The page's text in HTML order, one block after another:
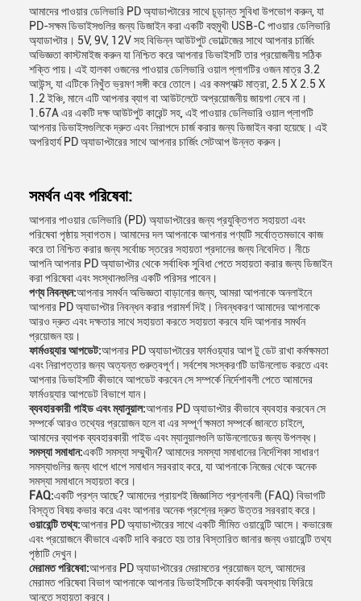
আমাদের পাওয়ার ডেলিভারি PD অ্যাডাপ্টারের সাথে চূড়ান্ত সুবিধা উপভোগ করুন, যা
PD-সক্ষম ডিভাইসগুলির জন্য ডিজাইন করা একটি বহুমুখী USB-C পাওয়ার ডেলিভারি
অ্যাডাপ্টার। 5V, 9V, 12V সহ বিভিন্ন আউটপুট ভোল্টেজের সাথে আপনার চার্জিং
অভিজ্ঞতা কাস্টমাইজ করুন যা নিশ্চিত করে আপনার ডিভাইসটি তার প্রয়োজনীয় সঠিক
শক্তি পায়। এই হালকা ওজনের পাওয়ার ডেলিভারি ওয়াল প্লাগটির ওজন মাত্র 3.2
আউন্স, যা এটিকে নিখুঁত ভ্রমণ সঙ্গী করে তোলে। এর কমপ্যাক্ট মাত্রা, 2.5 X 2.5 X
1.2 ইঞ্চি, মানে এটি আপনার ব্যাগ বা আউটলেটে অপ্রয়োজনীয় জায়গা নেবে না।
1.67A এর একটি দক্ষ আউটপুট কারেন্ট সহ, এই পাওয়ার ডেলিভারি ওয়াল প্লাগটি
আপনার ডিভাইসগুলিকে দ্রুত এবং নিরাপদে চার্জ করার জন্য ডিজাইন করা হয়েছে। এই
অপরিহার্য PD অ্যাডাপ্টারের সাথে আপনার চার্জিং সেটআপ উন্নত করুন।
সমর্থন এবং পরিষেবা:
আপনার পাওয়ার ডেলিভারি (PD) অ্যাডাপ্টারের জন্য প্রযুক্তিগত সহায়তা এবং
পরিষেবা পৃষ্ঠায় স্বাগতম। আমাদের দল আপনাকে আপনার পণ্যটি সর্বোত্তমভাবে কাজ
করে তা নিশ্চিত করার জন্য সর্বোচ্চ স্তরের সহায়তা প্রদানের জন্য নিবেদিত। নীচে
আপনি আপনার PD অ্যাডাপ্টার থেকে সর্বাধিক সুবিধা পেতে সহায়তা করার জন্য ডিজাইন
করা পরিষেবা এবং সংস্থানগুলির একটি পরিসর পাবেন।
পণ্য নিবন্ধন:আপনার সমর্থন অভিজ্ঞতা বাড়ানোর জন্য, আমরা আপনাকে অনলাইনে
আপনার PD অ্যাডাপ্টার নিবন্ধন করার পরামর্শ দিই। নিবন্ধকরণ আমাদের আপনাকে
আরও দ্রুত এবং দক্ষতার সাথে সহায়তা করতে সহায়তা করবে যদি আপনার সমর্থন
প্রয়োজন হয়।
ফার্মওয়্যার আপডেট:আপনার PD অ্যাডাপ্টারের ফার্মওয়্যার আপ টু ডেট রাখা কর্মক্ষমতা
এবং নিরাপত্তার জন্য অত্যন্ত গুরুত্বপূর্ণ। সর্বশেষ সংস্করণটি ডাউনলোড করতে এবং
আপনার ডিভাইসটি কীভাবে আপডেট করবেন সে সম্পর্কে নির্দেশাবলী পেতে আমাদের
ফার্মওয়্যার আপডেট বিভাগে যান।
ব্যবহারকারী গাইড এবং ম্যানুয়াল:আপনার PD অ্যাডাপ্টার কীভাবে ব্যবহার করবেন সে
সম্পর্কে আরও তথ্যের প্রয়োজন হলে বা এর সম্পূর্ণ ক্ষমতা সম্পর্কে জানতে চাইলে,
আমাদের ব্যাপক ব্যবহারকারী গাইড এবং ম্যানুয়ালগুলি ডাউনলোডের জন্য উপলব্ধ।
সমস্যা সমাধান:একটি সমস্যা সম্মুখীন? আমাদের সমস্যা সমাধানের নির্দেশিকা সাধারণ
সমস্যাগুলির জন্য ধাপে ধাপে সমাধান সরবরাহ করে, যা আপনাকে নিজের থেকে অনেক
সমস্যা সমাধানে সহায়তা করে।
FAQ:একটি প্রশ্ন আছে? আমাদের প্রায়শই জিজ্ঞাসিত প্রশ্নাবলী (FAQ) বিভাগটি
বিস্তৃত বিষয় কভার করে এবং আপনার অনেক প্রশ্নের দ্রুত উত্তর সরবরাহ করে।
ওয়ারেন্টি তথ্য:আপনার PD অ্যাডাপ্টারের সাথে একটি সীমিত ওয়ারেন্টি আসে। কভারেজ
এবং প্রয়োজনে কীভাবে একটি দাবি করতে হয় তার বিস্তারিত জানার জন্য ওয়ারেন্টি তথ্য
পৃষ্ঠাটি দেখুন।
মেরামত পরিষেবা:আপনার PD অ্যাডাপ্টারের মেরামতের প্রয়োজন হলে, আমাদের
মেরামত পরিষেবা বিভাগ আপনাকে আপনার ডিভাইসটিকে কার্যকরী অবস্থায় ফিরিয়ে
আনতে সহায়তা করবে।